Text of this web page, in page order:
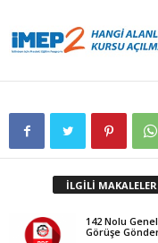
İLGİLİ MAKALELER
142 Nolu
Görüşe